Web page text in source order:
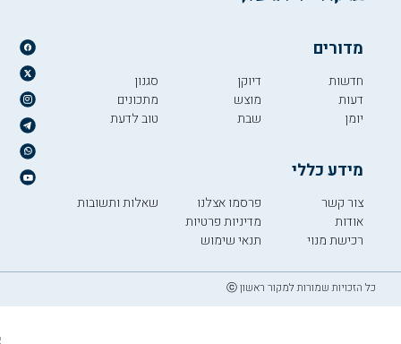
מדורים
חדשות
דעות
יומן
דיוקן
מוצש
שבת
סגנון
מתכונים
טוב לדעת
מידע כללי
צור קשר
אודות
רכישת מנוי
פרסמו אצלנו
מדיניות פרטיות
תנאי שימוש
שאלות ותשובות
כל הזכויות שמורות למקור ראשון ⓒ